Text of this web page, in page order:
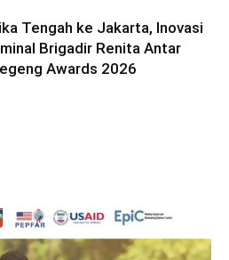
Tengah ke Jakarta, Inovasi
Brigadir Renita Antar
Awards 2026